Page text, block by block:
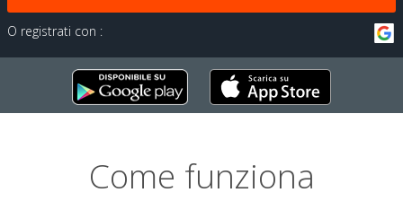
O registrati con :
Come funziona